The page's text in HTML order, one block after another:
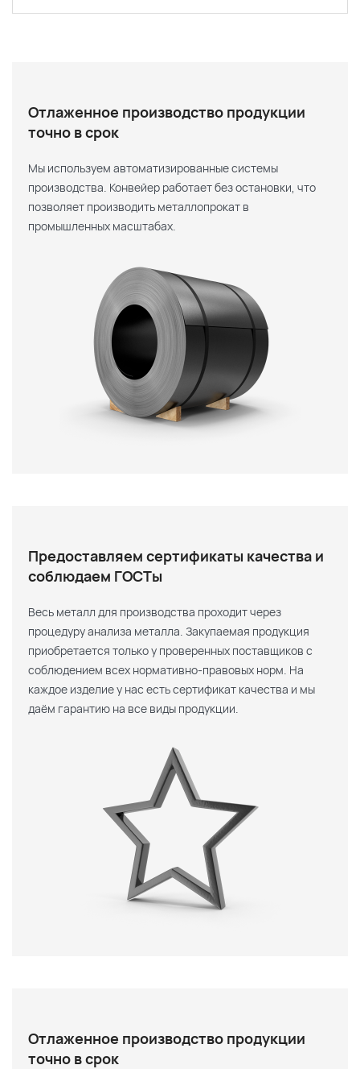
Отлаженное производство продукции
точно в срок
Мы используем автоматизированные системы
производства. Конвейер работает без остановки, что
позволяет производить металлопрокат в
промышленных масштабах.
Предоставляем сертификаты качества и
соблюдаем ГОСТы
Весь металл для производства проходит через
процедуру анализа металла. Закупаемая продукция
приобретается только у проверенных поставщиков с
соблюдением всех нормативно-правовых норм. На
каждое изделие у нас есть сертификат качества и мы
даём гарантию на все виды продукции.
Отлаженное производство продукции
точно в срок